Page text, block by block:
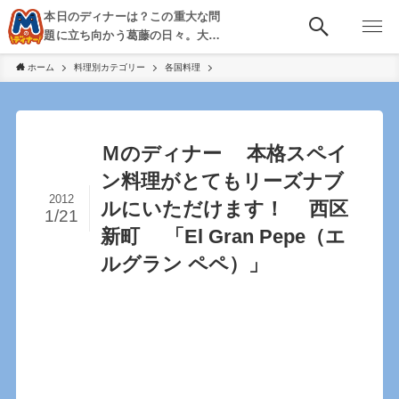
本日のディナーは？この重大な問
題に立ち向かう葛藤の日々。大
阪・京都・神戸を中心とした食べ
歩き、飲み歩きを綴る。
ホーム 料理別カテゴリー 各国料理
Ｍのディナー 本格スペイ
ン料理がとてもリーズナブ
ルにいただけます！ 西区
新町 「El Gran Pepe（エ
ルグラン ペペ）」
2012
1/21